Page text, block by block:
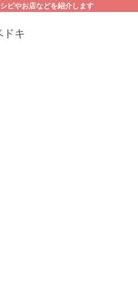
ピやお店などを紹介します
ドキ